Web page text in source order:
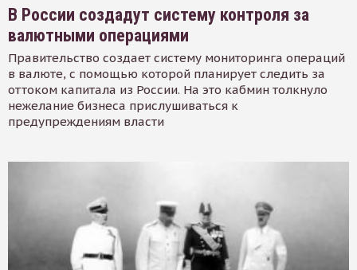
В России создадут систему контроля за
валютными операциями
Правительство создает систему мониторинга операций
в валюте, с помощью которой планирует следить за
оттоком капитала из России. На это кабмин толкнуло
нежелание бизнеса прислушиваться к
предупреждениям власти